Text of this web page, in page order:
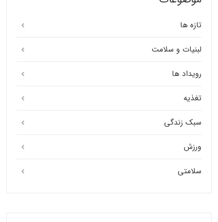
تازه ها
لبنیات و سلامت
رویداد ها
تغذیه
سبک زندگی
ورزش
سلامتی